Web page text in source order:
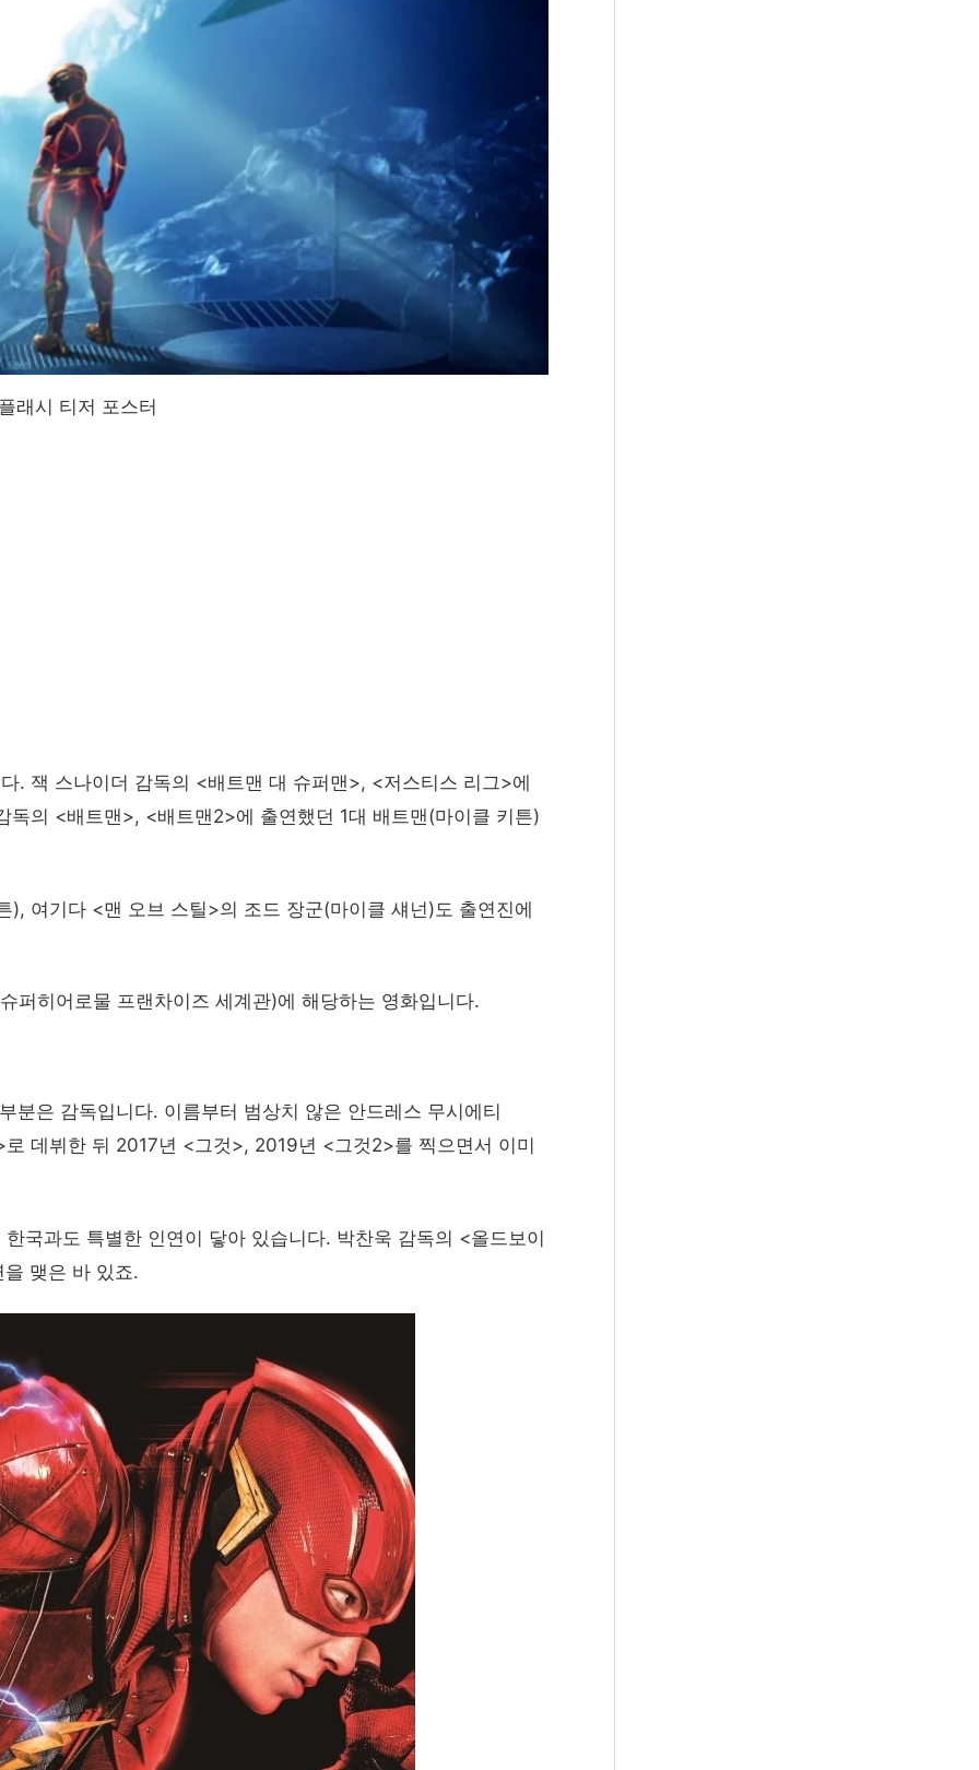
래시 티저 포스터
. 잭 스나이더 감독의 <배트맨 대 슈퍼맨>, <저스티스 리그>에
의 <배트맨>, <배트맨2>에 출연했던 1대 배트맨(마이클 키튼)
여기다 <맨 오브 스틸>의 조드 장군(마이클 섀넌)도 출연진에
퍼히어로물 프랜차이즈 세계관)에 해당하는 영화입니다.
분은 감독입니다. 이름부터 범상치 않은 안드레스 무시에티
데뷔한 뒤 2017년 <그것>, 2019년 <그것2>를 찍으면서 이미
국과도 특별한 인연이 닿아 있습니다. 박찬욱 감독의 <올드보이
맺은 바 있죠.